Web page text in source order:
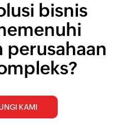
bisnis
perusahaan
KAMI